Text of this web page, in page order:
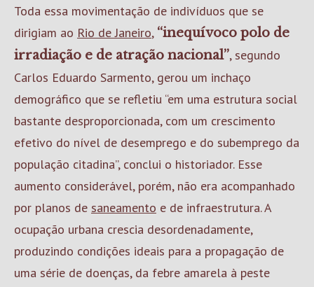
Toda essa movimentação de indivíduos que se
dirigiam ao Rio de Janeiro, “inequívoco polo de
irradiação e de atração nacional”, segundo
Carlos Eduardo Sarmento, gerou um inchaço
demográfico que se refletiu “em uma estrutura social
bastante desproporcionada, com um crescimento
efetivo do nível de desemprego e do subemprego da
população citadina”, conclui o historiador. Esse
aumento considerável, porém, não era acompanhado
por planos de saneamento e de infraestrutura. A
ocupação urbana crescia desordenadamente,
produzindo condições ideais para a propagação de
uma série de doenças, da febre amarela à peste